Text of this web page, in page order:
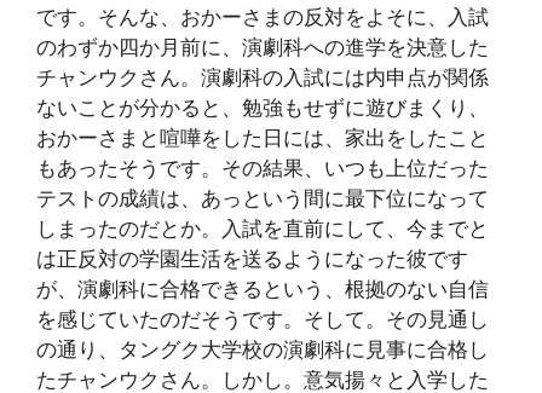
です。そんな、おかーさまの反対をよそに、入試
のわずか四か月前に、演劇科への進学を決意した
チャンウクさん。演劇科の入試には内申点が関係
ないことが分かると、勉強もせずに遊びまくり、
おかーさまと喧嘩をした日には、家出をしたこと
もあったそうです。その結果、いつも上位だった
テストの成績は、あっという間に最下位になって
しまったのだとか。入試を直前にして、今までと
は正反対の学園生活を送るようになった彼です
が、演劇科に合格できるという、根拠のない自信
を感じていたのだそうです。そして。その見通し
の通り、タングク大学校の演劇科に見事に合格し
たチャンウクさん。しかし。意気揚々と入学した